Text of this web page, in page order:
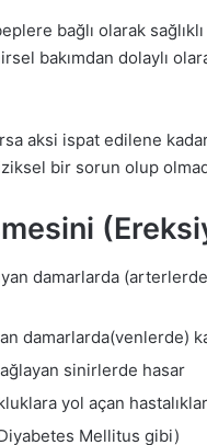
bağlı olarak
bakımdan dolaylı
aksi ispat edilene
bir sorun olup
damarlarda
damarlarda(venlerde)
sinirlerde hasar
yol açan
Mellitus gibi)